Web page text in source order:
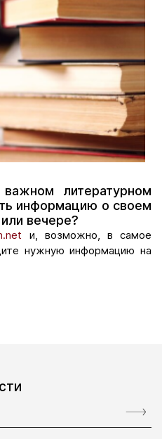
литературном
информацию о своем
вечере?
и, возможно, в самое
нужную информацию на